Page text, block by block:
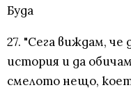
Буда
27. "Сега виждам, че
история и да
смелото нещо,